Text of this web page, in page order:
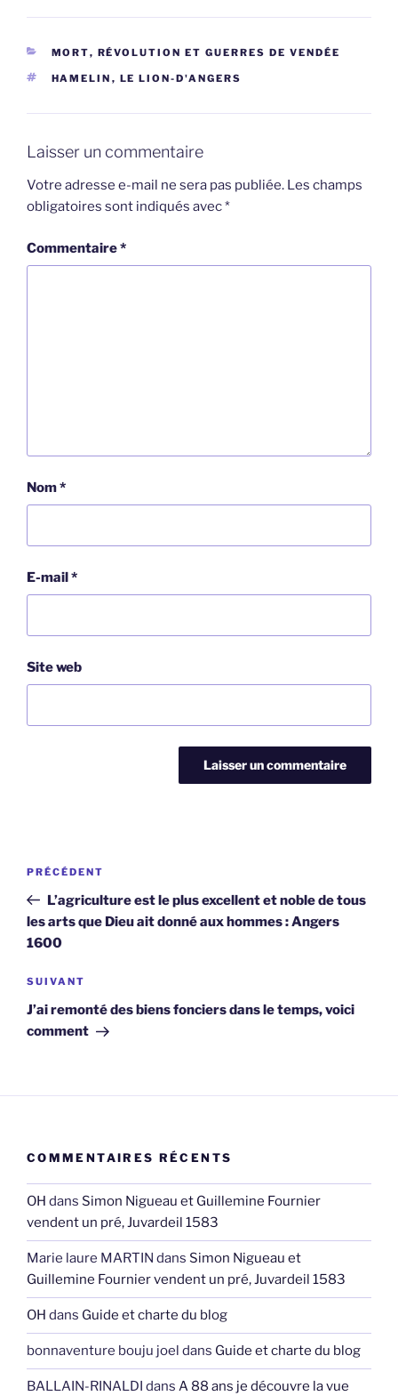
CATÉGORIES
MORT, RÉVOLUTION ET GUERRES DE VENDÉE
ÉTIQUETTES
HAMELIN , LE LION-D'ANGERS
Laisser un commentaire
Votre adresse e-mail ne sera pas publiée. Les champs
obligatoires sont indiqués avec*
Commentaire*
Nom*
E-mail*
Site web
Navigation
l’article
Article
précédent
PRÉCÉDENT
L’agriculture est le plus excellent et noble de tous
les arts que Dieu ait donné aux hommes : Angers
1600
Article
suivant
SUIVANT
J’ai remonté des biens fonciers dans le temps, voici
comment
COMMENTAIRES RÉCENTS
OH dans Simon Nigueau et Guillemine Fournier
vendent un pré, Juvardeil 1583
Marie laure MARTIN dans Simon Nigueau et
Guillemine Fournier vendent un pré, Juvardeil 1583
OH dans Guide et charte du blog
bonnaventure bouju joel dans Guide et charte du blog
BALLAIN-RINALDI dans A 88 ans je découvre la vue